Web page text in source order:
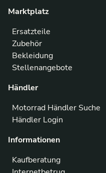
Marktplatz
Ersatzteile
Zubehör
Bekleidung
Stellenangebote
Händler
Motorrad Händler Suche
Händler Login
Informationen
Kaufberatung